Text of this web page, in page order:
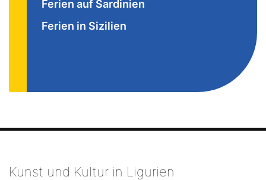
Ferien auf Sardinien
Ferien in Sizilien
Kunst und Kultur in Ligurien